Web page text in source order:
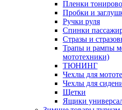
Пленки
Пробки и
Ручки руля
Спинки
Стразы и
Трапы и рампы
мототехники)
ТЮНИНГ
Чехлы для
Чехлы для
Щетки
Ящики